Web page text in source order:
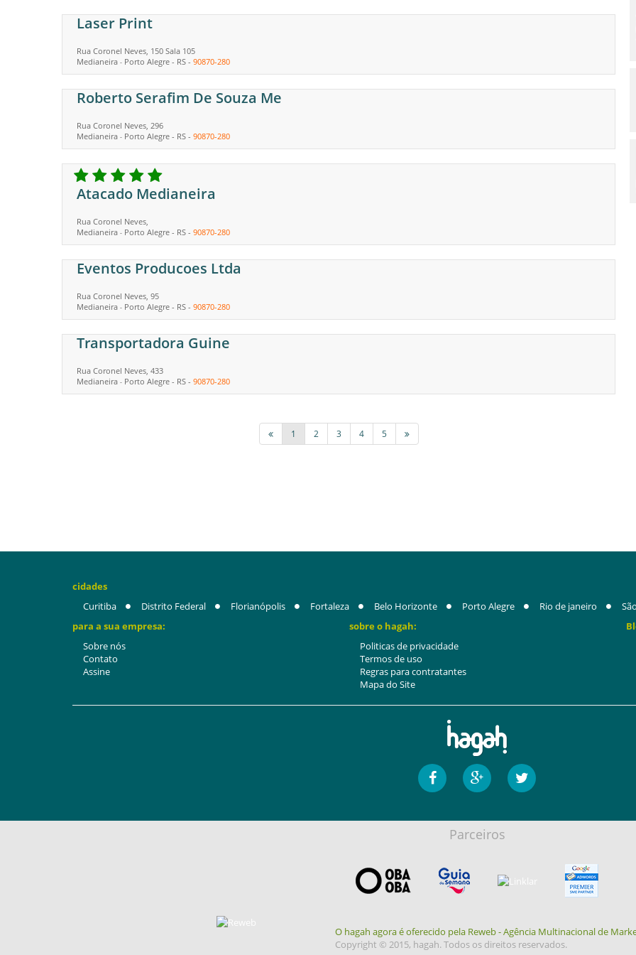
Laser Print
Rua Coronel Neves, 150 Sala 105
Medianeira - Porto Alegre - RS - 90870-280
Roberto Serafim De Souza Me
Rua Coronel Neves, 296
Medianeira - Porto Alegre - RS - 90870-280
Atacado Medianeira
Rua Coronel Neves,
Medianeira - Porto Alegre - RS - 90870-280
Eventos Producoes Ltda
Rua Coronel Neves, 95
Medianeira - Porto Alegre - RS - 90870-280
Transportadora Guine
Rua Coronel Neves, 433
Medianeira - Porto Alegre - RS - 90870-280
1 2 3 4 5
cidades
Curitiba
Distrito Federal Florianópolis Fortaleza Belo Horizonte Porto Alegre Rio de janeiro
para a sua empresa:
Sobre nós
Contato
Assine
sobre o hagah:
Politicas de privacidade
Termos de uso
Regras para contratantes
Mapa do Site
Parceiros
O hagah agora é oferecido pela Reweb - Agência Multinacional de
Copyright © 2015, hagah. Todos os direitos reservados.